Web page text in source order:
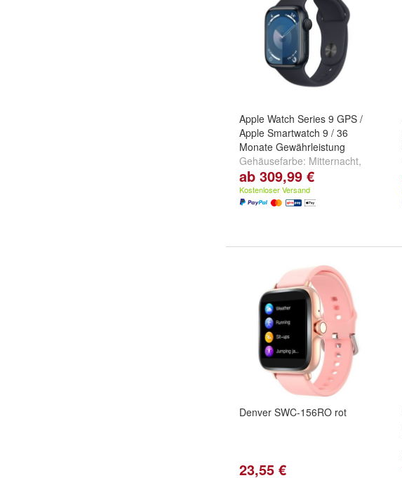
Apple Watch Series 9 GPS /
Apple Smartwatch 9 / 36
Monate Gewährleistung
Gehäusefarbe: Mitternacht,
Polarstern ,Silber
...
ab 309,99 €
Kostenloser Versand
Denver SWC-156RO rot
23,55 €